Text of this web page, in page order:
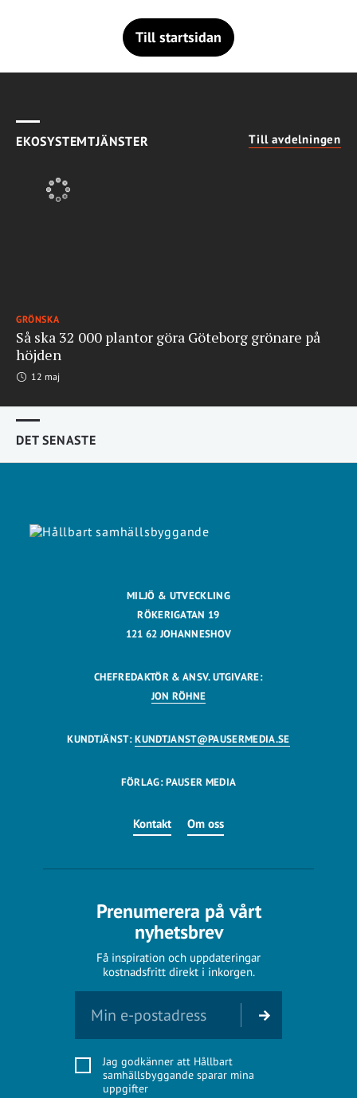
Till startsidan
EKOSYSTEMTJÄNSTER Till avdelningen
GRÖNSKA
Så ska 32 000 plantor göra Göteborg grönare på
höjden
12 maj
DET SENASTE
MILJÖ & UTVECKLING
RÖKERIGATAN 19
121 62 JOHANNESHOV
CHEFREDAKTÖR & ANSV. UTGIVARE:
JON RÖHNE
KUNDTJÄNST:KUNDTJANST@PAUSERMEDIA.SE
FÖRLAG: PAUSER MEDIA
Kontakt Om oss
Prenumerera på vårt
nyhetsbrev
Få inspiration och uppdateringar
kostnadsfritt direkt i inkorgen.
Jag godkänner att Hållbart
samhällsbyggande sparar mina
uppgifter